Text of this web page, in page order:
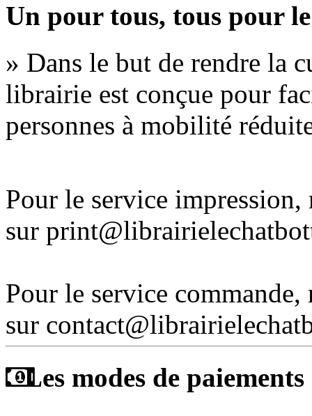
Un pour tous, tous pour
» Dans le but de rendre la
librairie est conçue pour
personnes à mobilité
Pour le service
sur
Pour le service
sur
Les modes de